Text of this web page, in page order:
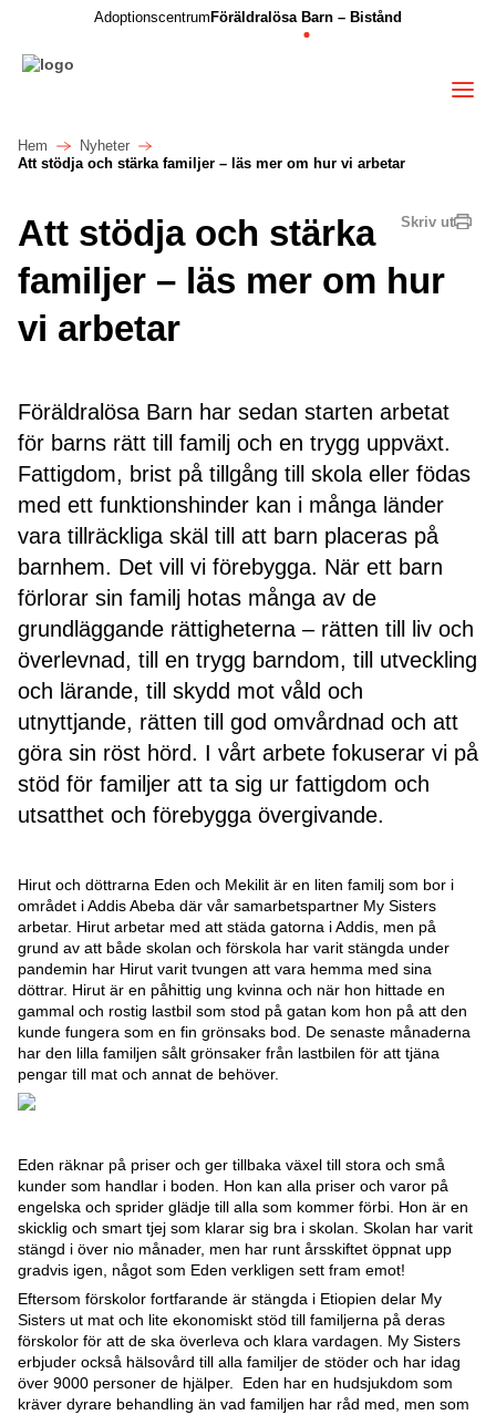
Adoptionscentrum Föräldralösa Barn – Bistånd
Hem
Nyheter
Att stödja och stärka familjer – läs mer om hur vi arbetar
Skriv ut
Att stödja och stärka
familjer – läs mer om hur
vi arbetar
Föräldralösa Barn har sedan starten arbetat
för barns rätt till familj och en trygg uppväxt.
Fattigdom, brist på tillgång till skola eller födas
med ett funktionshinder kan i många länder
vara tillräckliga skäl till att barn placeras på
barnhem. Det vill vi förebygga. När ett barn
förlorar sin familj hotas många av de
grundläggande rättigheterna – rätten till liv och
överlevnad, till en trygg barndom, till utveckling
och lärande, till skydd mot våld och
utnyttjande, rätten till god omvårdnad och att
göra sin röst hörd. I vårt arbete fokuserar vi på
stöd för familjer att ta sig ur fattigdom och
utsatthet och förebygga övergivande.
Hirut och döttrarna Eden och Mekilit är en liten familj som bor i
området i Addis Abeba där vår samarbetspartner My Sisters
arbetar. Hirut arbetar med att städa gatorna i Addis, men på
grund av att både skolan och förskola har varit stängda under
pandemin har Hirut varit tvungen att vara hemma med sina
döttrar. Hirut är en påhittig ung kvinna och när hon hittade en
gammal och rostig lastbil som stod på gatan kom hon på att den
kunde fungera som en fin grönsaks bod. De senaste månaderna
har den lilla familjen sålt grönsaker från lastbilen för att tjäna
pengar till mat och annat de behöver.
Eden räknar på priser och ger tillbaka växel till stora och små
kunder som handlar i boden. Hon kan alla priser och varor på
engelska och sprider glädje till alla som kommer förbi. Hon är en
skicklig och smart tjej som klarar sig bra i skolan. Skolan har varit
stängd i över nio månader, men har runt årsskiftet öppnat upp
gradvis igen, något som Eden verkligen sett fram emot!
Eftersom förskolor fortfarande är stängda i Etiopien delar My
Sisters ut mat och lite ekonomiskt stöd till familjerna på deras
förskolor för att de ska överleva och klara vardagen. My Sisters
erbjuder också hälsovård till alla familjer de stöder och har idag
över 9000 personer de hjälper. Eden har en hudsjukdom som
kräver dyrare behandling än vad familjen har råd med, men som